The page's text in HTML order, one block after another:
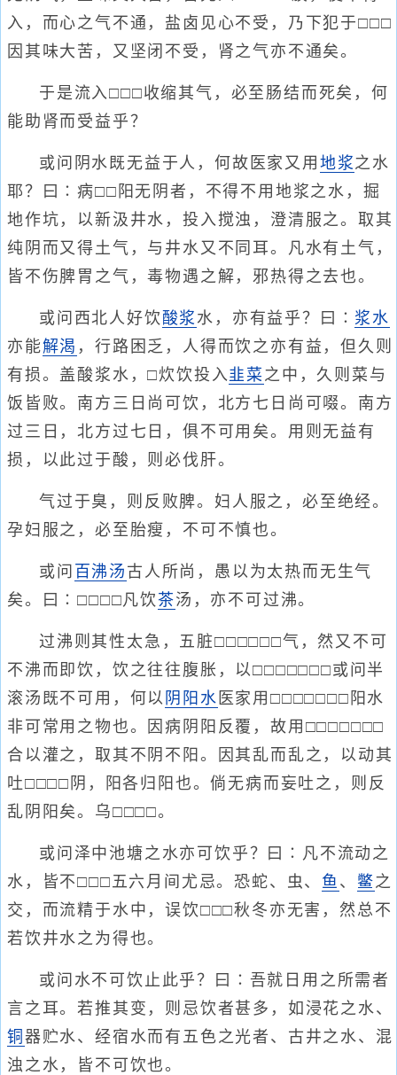
入，而心之气不通，盐卤见心不受，乃下犯于□□□
因其味大苦，又坚闭不受，肾之气亦不通矣。
于是流入□□□收缩其气，必至肠结而死矣，何
能助肾而受益乎？
或问阴水既无益于人，何故医家又用 地浆之水
耶？曰∶病□□阳无阴者，不得不用地浆之水，掘
地作坑，以新汲井水，投入搅浊，澄清服之。取其
纯阴而又得土气，与井水又不同耳。凡水有土气，
皆不伤脾胃之气，毒物遇之解，邪热得之去也。
或问西北人好饮 酸浆 水，亦有益乎？曰∶ 浆水
亦能解渴 ，行路困乏，人得而饮之亦有益，但久则
有损。盖酸浆水，□炊饮投入韭菜 之中，久则菜与
饭皆败。南方三日尚可饮，北方七日尚可啜。南方
过三日，北方过七日，俱不可用矣。用则无益有
损，以此过于酸，则必伐肝。
气过于臭，则反败脾。妇人服之，必至绝经。
孕妇服之，必至胎瘦，不可不慎也。
或问 百沸汤 古人所尚，愚以为太热而无生气
矣。曰∶□□□□凡饮 茶汤，亦不可过沸。
过沸则其性太急，五脏□□□□□□气，然又不可
不沸而即饮，饮之往往腹胀，以□□□□□□□或问半
滚汤既不可用，何以 阴阳水 医家用□□□□□□□阳水
非可常用之物也。因病阴阳反覆，故用□□□□□□□
合以灌之，取其不阴不阳。因其乱而乱之，以动其
吐□□□□阴，阳各归阳也。倘无病而妄吐之，则反
乱阴阳矣。乌□□□□。
或问泽中池塘之水亦可饮乎？曰∶凡不流动之
水，皆不□□□五六月间尤忌。恐蛇、虫、 鱼 、 鳖之
交，而流精于水中，误饮□□□秋冬亦无害，然总不
若饮井水之为得也。
或问水不可饮止此乎？曰∶吾就日用之所需者
言之耳。若推其变，则忌饮者甚多，如浸花之水、
铜 器贮水、经宿水而有五色之光者、古井之水、混
浊之水，皆不可饮也。